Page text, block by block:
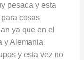
pesada y esta
cosas
ya que en el
y Alemania
y esta vez no